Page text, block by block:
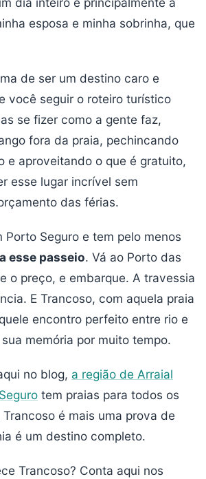
esposa e minha sobrinha, que
de ser um destino caro e
você seguir o roteiro turístico
se fizer como a gente faz,
fora da praia, pechincando
e aproveitando o que é gratuito,
esse lugar incrível sem
das férias.
Porto Seguro e tem pelo menos
esse passeio. Vá ao Porto das
o preço, e embarque. A travessia
E Trancoso, com aquela praia
encontro perfeito entre rio e
memória por muito tempo.
no blog, a região de Arraial
tem praias para todos os
é mais uma prova de
é um destino completo.
Trancoso? Conta aqui nos